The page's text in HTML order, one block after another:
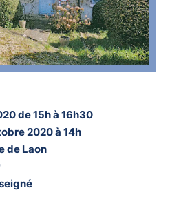
de 15h à 16h30
2020 à 14h
de Laon